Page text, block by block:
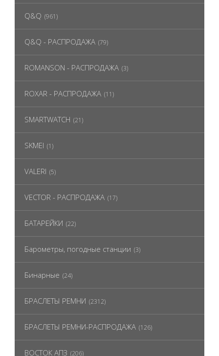
Q&Q (961)
Q&Q - РАСПРОДАЖА (79)
ROMANSON - РАСПРОДАЖА (3)
ROXAR - РАСПРОДАЖА (11)
SMARTWATCH (21)
SKMEI (1)
VALERI (5)
VECTOR - РАСПРОДАЖА (17)
БАТАРЕЙКИ (22)
Барометры, погодные станции (3)
Бинарные (24)
БРАСЛЕТЫ РЕМНИ (2312)
БРАСЛЕТЫ РЕМНИ-РАСПРОДАЖА (126)
ВОСТОК АПЗ (206)